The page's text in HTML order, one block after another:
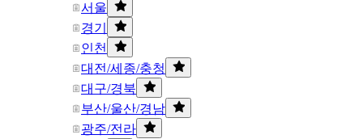
서울
경기
인천
대전/세종/충청
대구/경북
부산/울산/경남
광주/전라